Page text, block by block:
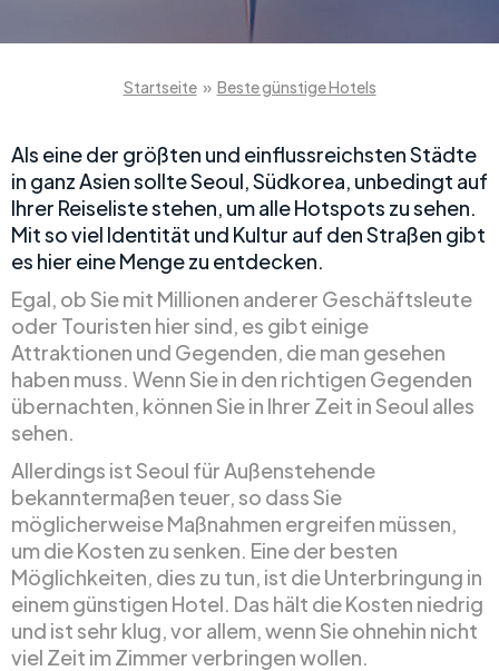
Startseite » Beste günstige Hotels
Als eine der größten und einflussreichsten Städte
in ganz Asien sollte Seoul, Südkorea, unbedingt auf
Ihrer Reiseliste stehen, um alle Hotspots zu sehen.
Mit so viel Identität und Kultur auf den Straßen gibt
es hier eine Menge zu entdecken.
Egal, ob Sie mit Millionen anderer Geschäftsleute
oder Touristen hier sind, es gibt einige
Attraktionen und Gegenden, die man gesehen
haben muss. Wenn Sie in den richtigen Gegenden
übernachten, können Sie in Ihrer Zeit in Seoul alles
sehen.
Allerdings ist Seoul für Außenstehende
bekanntermaßen teuer, so dass Sie
möglicherweise Maßnahmen ergreifen müssen,
um die Kosten zu senken. Eine der besten
Möglichkeiten, dies zu tun, ist die Unterbringung in
einem günstigen Hotel. Das hält die Kosten niedrig
und ist sehr klug, vor allem, wenn Sie ohnehin nicht
viel Zeit im Zimmer verbringen wollen.